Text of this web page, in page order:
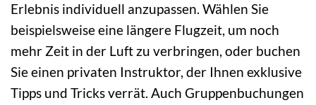
Erlebnis individuell anzupassen. Wählen Sie
beispielsweise eine längere Flugzeit, um noch
mehr Zeit in der Luft zu verbringen, oder buchen
Sie einen privaten Instruktor, der Ihnen exklusive
Tipps und Tricks verrät. Auch Gruppenbuchungen